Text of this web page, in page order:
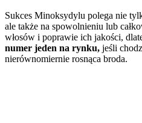
Sukces Minoksydylu polega nie
ale także na spowolnieniu lub
włosów i poprawie ich jakości,
numer jeden na rynku, jeśli
nierównomiernie rosnąca broda.